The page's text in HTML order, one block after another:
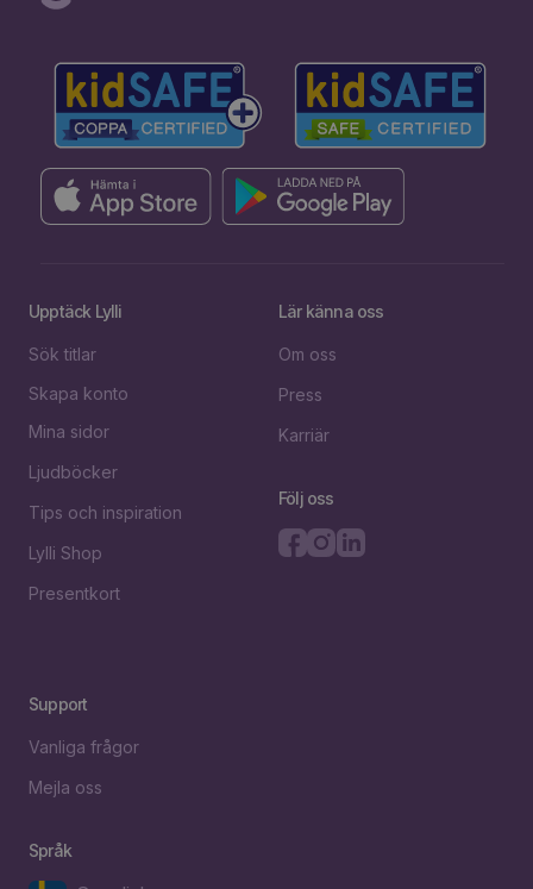
Upptäck Lylli
Sök titlar
Skapa konto
Mina sidor
Ljudböcker
Tips och inspiration
Lylli Shop
Presentkort
Lär känna oss
Om oss
Press
Karriär
Följ oss
Support
Vanliga frågor
Mejla oss
Språk